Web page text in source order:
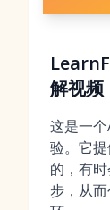
解视频
这是一
验。它
的，有
步，从